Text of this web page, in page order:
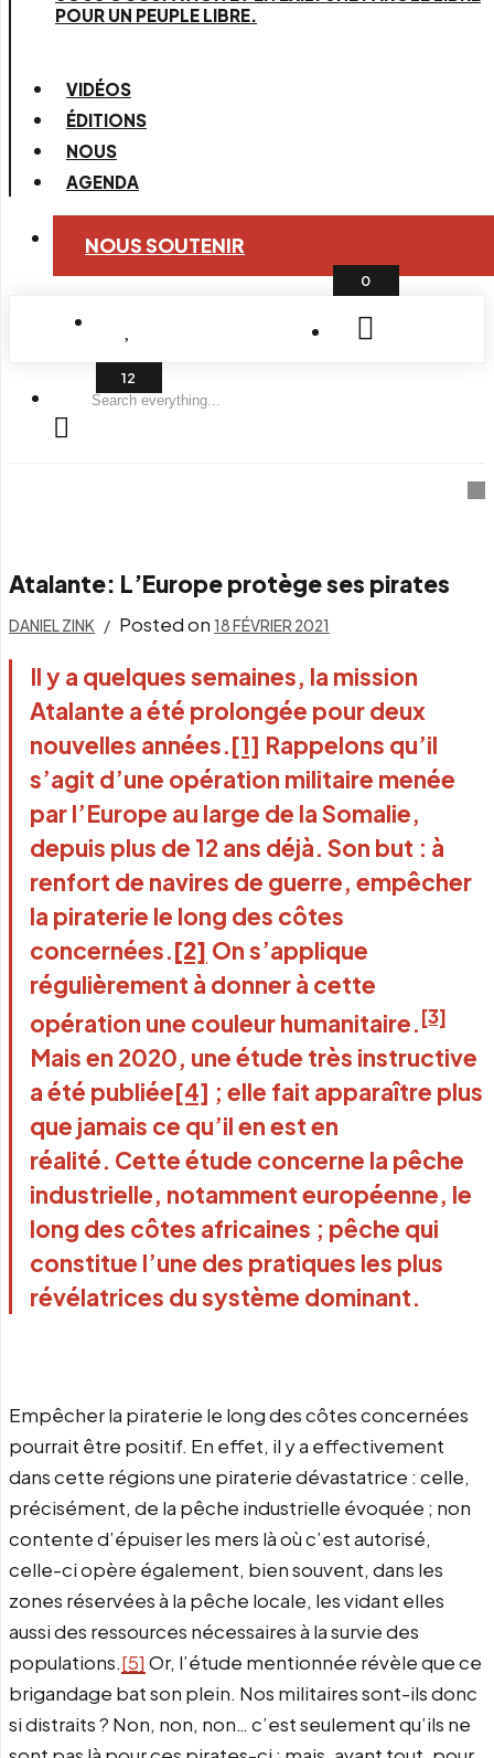
POUR UN PEUPLE LIBRE.
VIDÉOS
ÉDITIONS
NOUS
AGENDA
NOUS SOUTENIR
0
Search
Atalante: L’Europe protège ses pirates
DANIEL ZINK Posted on 18 FÉVRIER 2021
Il y a quelques semaines, la mission
Atalante a été prolongée pour deux
nouvelles années.[1] Rappelons qu’il
s’agit d’une opération militaire menée
par l’Europe au large de la Somalie,
depuis plus de 12 ans déjà. Son but : à
renfort de navires de guerre, empêcher
la piraterie le long des côtes
concernées.[2] On s’applique
régulièrement à donner à cette
opération une couleur humanitaire.[3]
Mais en 2020, une étude très instructive
a été publiée[4] ; elle fait apparaître plus
que jamais ce qu’il en est en
réalité. Cette étude concerne la pêche
industrielle, notamment européenne, le
long des côtes africaines ; pêche qui
constitue l’une des pratiques les plus
révélatrices du système dominant.
Empêcher la piraterie le long des côtes concernées
pourrait être positif. En effet, il y a effectivement
dans cette régions une piraterie dévastatrice : celle,
précisément, de la pêche industrielle évoquée ; non
contente d’épuiser les mers là où c’est autorisé,
celle-ci opère également, bien souvent, dans les
zones réservées à la pêche locale, les vidant elles
aussi des ressources nécessaires à la survie des
populations.[5] Or, l’étude mentionnée révèle que ce
brigandage bat son plein. Nos militaires sont-ils donc
si distraits ? Non, non, non… c’est seulement qu’ils ne